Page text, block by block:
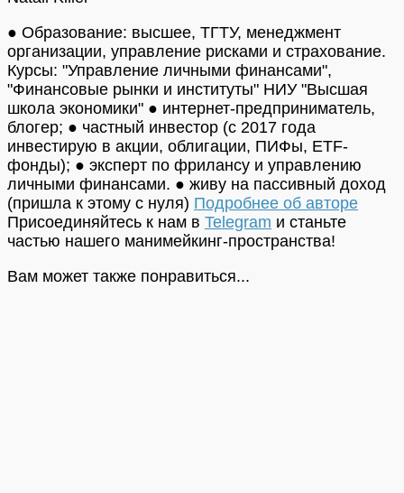
● Образование: высшее, ТГТУ, менеджмент
организации, управление рисками и страхование.
Курсы: "Управление личными финансами",
"Финансовые рынки и институты" НИУ "Высшая
школа экономики" ● интернет-предприниматель,
блогер; ● частный инвестор (с 2017 года
инвестирую в акции, облигации, ПИФы, ETF-
фонды); ● эксперт по фрилансу и управлению
личными финансами. ● живу на пассивный доход
(пришла к этому с нуля) Подробнее об авторе
Присоединяйтесь к нам в Telegram и станьте
частью нашего манимейкинг-пространства!
Вам может также понравиться...